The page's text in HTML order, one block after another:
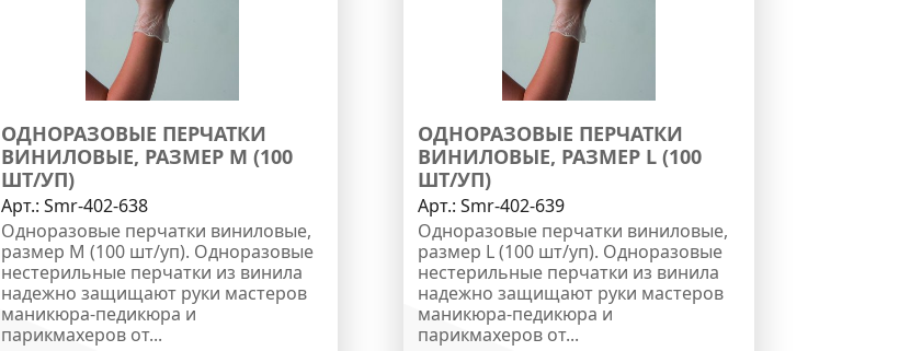
ОДНОРАЗОВЫЕ ПЕРЧАТКИ
ВИНИЛОВЫЕ, РАЗМЕР M (100
ШТ/УП)
Арт.:Smr-402-638
Одноразовые перчатки виниловые,
размер M (100 шт/уп). Одноразовые
нестерильные перчатки из винила
надежно защищают руки мастеров
маникюра-педикюра и
парикмахеров от...
ОДНОРАЗОВЫЕ ПЕРЧАТКИ
ВИНИЛОВЫЕ, РАЗМЕР L (100
ШТ/УП)
Арт.:Smr-402-639
Одноразовые перчатки виниловые,
размер L (100 шт/уп). Одноразовые
нестерильные перчатки из винила
надежно защищают руки мастеров
маникюра-педикюра и
парикмахеров от...